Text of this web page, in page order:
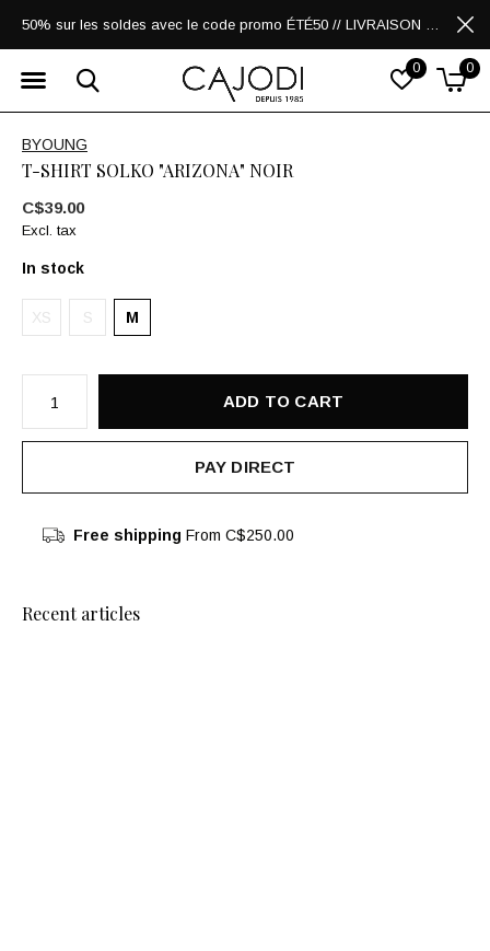
0 0
50% sur les soldes avec le code promo ÉTÉ50 // LIVRAISON GRATUITE POUR LES ACHATS DE 250$ ET PLUS
BYOUNG
T-SHIRT SOLKO "ARIZONA" NOIR
C$39.00
Excl. tax
In stock
XS S M
ADD TO CART
PAY DIRECT
Free shipping From C$250.00
Recent articles